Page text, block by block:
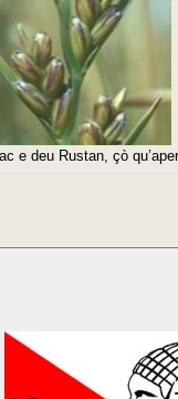
e deu Rustan, çò